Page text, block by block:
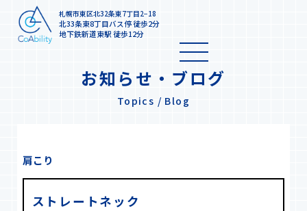
札幌市東区北32条東7丁目2−18
北33条東8丁目バス停 徒歩2分
地下鉄新道東駅 徒歩12分
お知らせ・ブログ
Topics / Blog
肩こり
ストレートネック